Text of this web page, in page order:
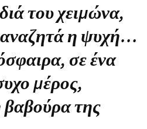
του χειμώνα,
η ψυχή…
σε ένα
μέρος,
της